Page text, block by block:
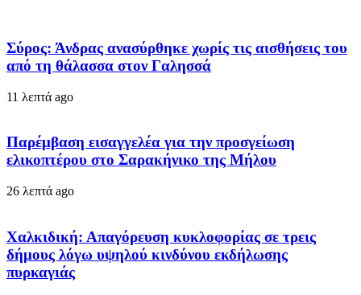
Σύρος: Άνδρας ανασύρθηκε χωρίς τις αισθήσεις του
από τη θάλασσα στον Γαλησσά
11 λεπτά ago
Παρέμβαση εισαγγελέα για την προσγείωση
ελικοπτέρου στο Σαρακήνικο της Μήλου
26 λεπτά ago
Χαλκιδική: Απαγόρευση κυκλοφορίας σε τρεις
δήμους λόγω υψηλού κινδύνου εκδήλωσης
πυρκαγιάς